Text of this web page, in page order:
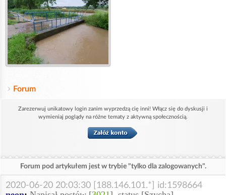
Forum
Zarezerwuj unikatowy login zanim wyprzedzą cię inni! Włącz się do dyskusji i
wymieniaj poglądy na różne tematy z aktywną społecznością.
Forum pod artykułem jest w trybie "tylko dla zalogowanych".
2020-06-20 20:03:30 [188.146.101.*] id:1598664